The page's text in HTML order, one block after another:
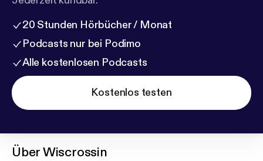
20 Stunden Hörbücher / Monat
Podcasts nur bei Podimo
Alle kostenlosen Podcasts
Kostenlos testen
ÜberWiscrossin